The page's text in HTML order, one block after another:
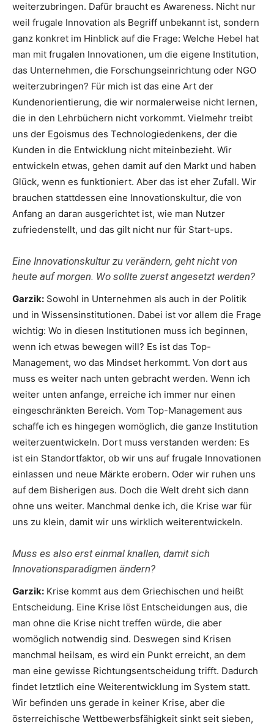
weiterzubringen. Dafür braucht es Awareness. Nicht nur
weil frugale Innovation als Begriff unbekannt ist, sondern
ganz konkret im Hinblick auf die Frage: Welche Hebel hat
man mit frugalen Innovationen, um die eigene Institution,
das Unternehmen, die Forschungseinrichtung oder NGO
weiterzubringen? Für mich ist das eine Art der
Kundenorientierung, die wir normalerweise nicht lernen,
die in den Lehrbüchern nicht vorkommt. Vielmehr treibt
uns der Egoismus des Technologiedenkens, der die
Kunden in die Entwicklung nicht miteinbezieht. Wir
entwickeln etwas, gehen damit auf den Markt und haben
Glück, wenn es funktioniert. Aber das ist eher Zufall. Wir
brauchen stattdessen eine Innovationskultur, die von
Anfang an daran ausgerichtet ist, wie man Nutzer
zufriedenstellt, und das gilt nicht nur für Start-ups.
Eine Innovationskultur zu verändern, geht nicht von
heute auf morgen. Wo sollte zuerst angesetzt werden?
Garzik: Sowohl in Unternehmen als auch in der Politik
und in Wissensinstitutionen. Dabei ist vor allem die Frage
wichtig: Wo in diesen Institutionen muss ich beginnen,
wenn ich etwas bewegen will? Es ist das Top-
Management, wo das Mindset herkommt. Von dort aus
muss es weiter nach unten gebracht werden. Wenn ich
weiter unten anfange, erreiche ich immer nur einen
eingeschränkten Bereich. Vom Top-Management aus
schaffe ich es hingegen womöglich, die ganze Institution
weiterzuentwickeln. Dort muss verstanden werden: Es
ist ein Standortfaktor, ob wir uns auf frugale Innovationen
einlassen und neue Märkte erobern. Oder wir ruhen uns
auf dem Bisherigen aus. Doch die Welt dreht sich dann
ohne uns weiter. Manchmal denke ich, die Krise war für
uns zu klein, damit wir uns wirklich weiterentwickeln.
Muss es also erst einmal knallen, damit sich
Innovationsparadigmen ändern?
Garzik: Krise kommt aus dem Griechischen und heißt
Entscheidung. Eine Krise löst Entscheidungen aus, die
man ohne die Krise nicht treffen würde, die aber
womöglich notwendig sind. Deswegen sind Krisen
manchmal heilsam, es wird ein Punkt erreicht, an dem
man eine gewisse Richtungsentscheidung trifft. Dadurch
findet letztlich eine Weiterentwicklung im System statt.
Wir befinden uns gerade in keiner Krise, aber die
österreichische Wettbewerbsfähigkeit sinkt seit sieben,